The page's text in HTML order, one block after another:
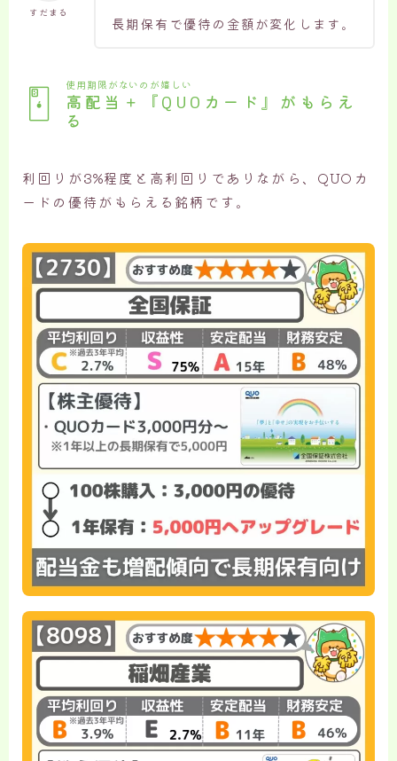
すだまる
長期保有で優待の金額が変化します。
使用期限がないのが嬉しい
高配当＋『QUOカード』がもらえ
る
利回りが3%程度と高利回りでありながら、QUOカ
ードの優待がもらえる銘柄です。